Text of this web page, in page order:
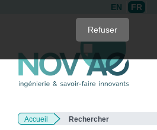
page
content
Navigation
Main
EN FR
Accueil Rechercher
Refuser